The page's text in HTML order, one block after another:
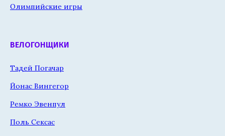
Олимпийские игры
ВЕЛОГОНЩИКИ
Тадей Погачар
Йонас Вингегор
Ремко Эвенпул
Поль Сексас